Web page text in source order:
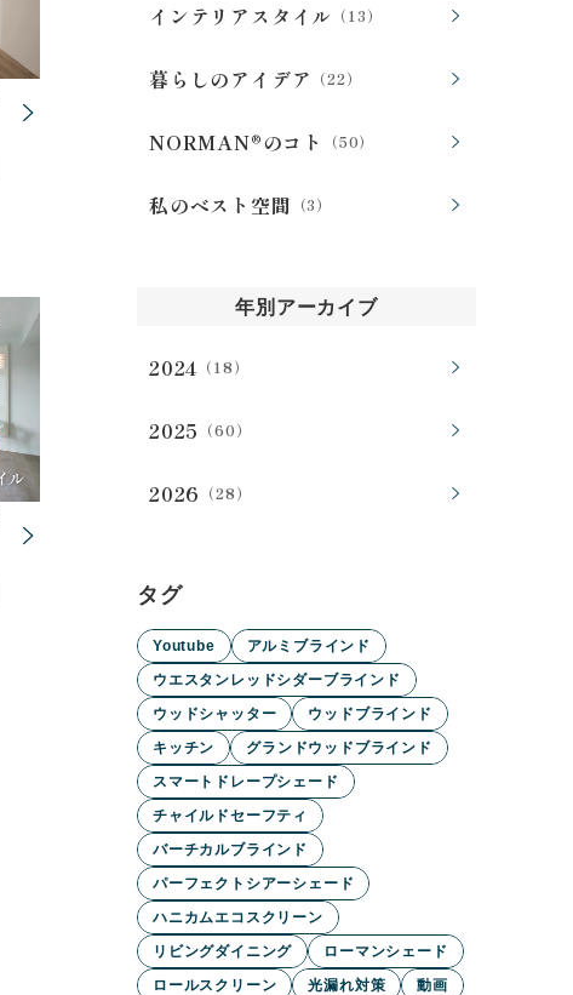
インテリアスタイル （13）
暮らしのアイデア （22）
NORMAN®のコト （50）
私のベスト空間 （3）
年別アーカイブ
2024 （18）
2025 （60）
2026 （28）
タグ
Youtube
アルミブラインド
ウエスタンレッドシダーブラインド
ウッドシャッター
ウッドブラインド
キッチン
グランドウッドブラインド
スマートドレープシェード
チャイルドセーフティ
バーチカルブラインド
パーフェクトシアーシェード
ハニカムエコスクリーン
リビングダイニング
ローマンシェード
ロールスクリーン
光漏れ対策
動画